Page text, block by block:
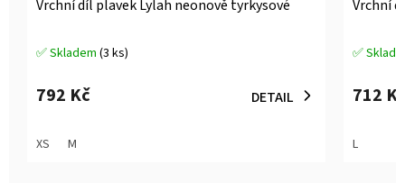
Vrchní díl plavek Lylah neonově tyrkysové
Průměrné
produktu
je
z
✅ Skladem (3 ks)
792 Kč DETAIL
XS M
Vrchní
Průměrné
produktu
je
z
✅
712
L